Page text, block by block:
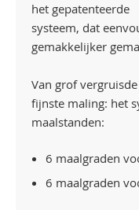
het gepatenteerde
systeem, dat
gemakkelijker
Van grof
fijnste maling: het
maalstanden:
6 maalgraden
6 maalgraden